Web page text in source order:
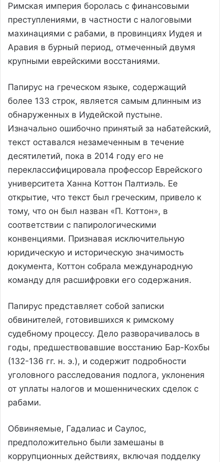
Римская империя боролась с финансовыми
преступлениями, в частности с налоговыми
махинациями с рабами, в провинциях Иудея и
Аравия в бурный период, отмеченный двумя
крупными еврейскими восстаниями.
Папирус на греческом языке, содержащий
более 133 строк, является самым длинным из
обнаруженных в Иудейской пустыне.
Изначально ошибочно принятый за набатейский,
текст оставался незамеченным в течение
десятилетий, пока в 2014 году его не
переклассифицировала профессор Еврейского
университета Ханна Коттон Палтиэль. Ее
открытие, что текст был греческим, привело к
тому, что он был назван «П. Коттон», в
соответствии с папирологическими
конвенциями. Признавая исключительную
юридическую и историческую значимость
документа, Коттон собрала международную
команду для расшифровки его содержания.
Папирус представляет собой записки
обвинителей, готовившихся к римскому
судебному процессу. Дело разворачивалось в
годы, предшествовавшие восстанию Бар-Кохбы
(132-136 гг. н. э.), и содержит подробности
уголовного расследования подлога, уклонения
от уплаты налогов и мошеннических сделок с
рабами.
Обвиняемые, Гадалиас и Саулос,
предположительно были замешаны в
коррупционных действиях, включая подделку